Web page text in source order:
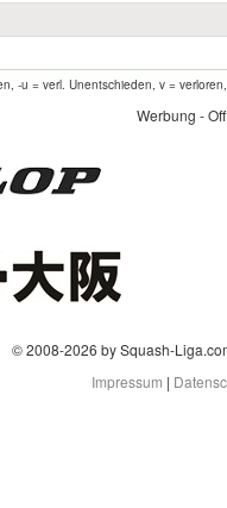
-u = verl. Unentschieden, v =
Werbung -
© 2008-2026 by Squash-
Impressum |